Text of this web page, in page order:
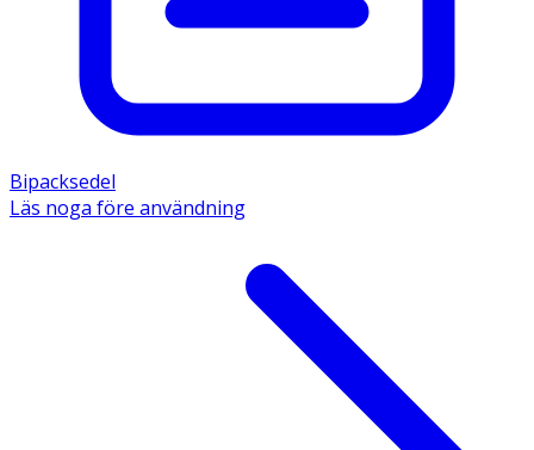
Bipacksedel
Läs noga före användning